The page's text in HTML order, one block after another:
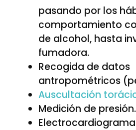
pasando por los
comportamiento
de alcohol, hasta
fumadora.
Recogida de datos
antropométricos
Auscultación
Medición de presión.